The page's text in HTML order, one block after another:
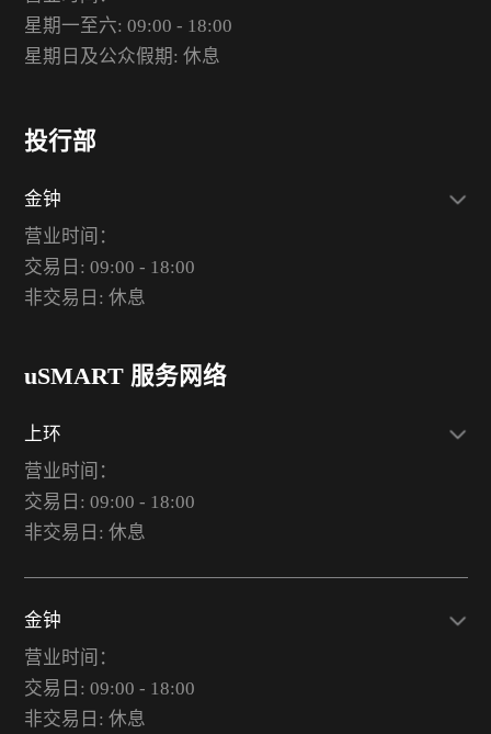
星期一至六: 09:00 - 18:00
星期日及公众假期: 休息
投行部
金钟
营业时间：
交易日: 09:00 - 18:00
非交易日: 休息
uSMART 服务网络
上环
营业时间：
交易日: 09:00 - 18:00
非交易日: 休息
金钟
营业时间：
交易日: 09:00 - 18:00
非交易日: 休息